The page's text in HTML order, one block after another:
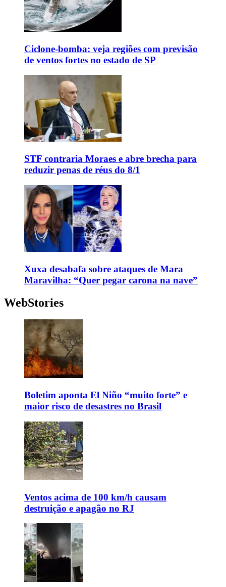
Ciclone-bomba: veja regiões com previsão
de ventos fortes no estado de SP
STF contraria Moraes e abre brecha para
reduzir penas de réus do 8/1
Xuxa desabafa sobre ataques de Mara
Maravilha: “Quer pegar carona na nave”
WebStories
Boletim aponta El Niño “muito forte” e
maior risco de desastres no Brasil
Ventos acima de 100 km/h causam
destruição e apagão no RJ